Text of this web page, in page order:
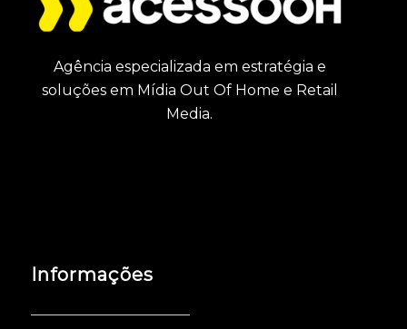
Agência especializada em estratégia e
soluções em Mídia Out Of Home e Retail
Media.
Informações